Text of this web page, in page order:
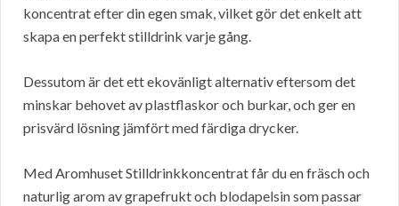
koncentrat efter din egen smak, vilket gör det enkelt att
skapa en perfekt stilldrink varje gång.
Dessutom är det ett ekovänligt alternativ eftersom det
minskar behovet av plastflaskor och burkar, och ger en
prisvärd lösning jämfört med färdiga drycker.
Med Aromhuset Stilldrinkkoncentrat får du en fräsch och
naturlig arom av grapefrukt och blodapelsin som passar